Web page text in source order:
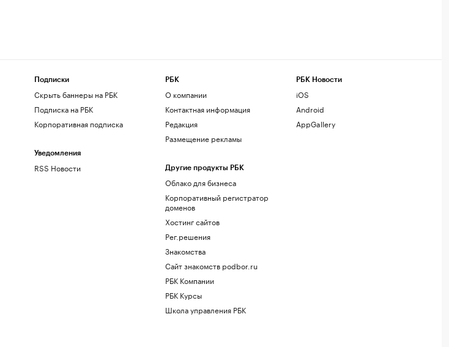
Подписки
Скрыть баннеры на РБК
Подписка на РБК
Корпоративная подписка
Уведомления
RSS Новости
РБК
О компании
Контактная информация
Редакция
Размещение рекламы
Другие продукты РБК
Облако для бизнеса
Корпоративный регистратор
доменов
Хостинг сайтов
Рег.решения
Знакомства
Сайт знакомств podbor.ru
РБК Компании
РБК Курсы
Школа управления РБК
РБК Новости
iOS
Android
AppGallery